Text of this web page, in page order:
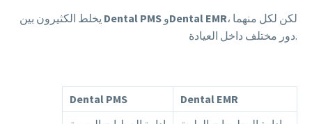
Dental PMS وDental EMR، لكن لكل منهما
دور مختلف داخل العيادة.
Dental PMS
Dental EMR